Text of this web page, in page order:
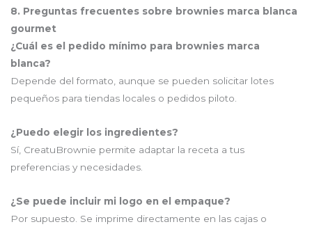
8. Preguntas frecuentes sobre brownies marca blanca
gourmet
¿Cuál es el pedido mínimo para brownies marca
blanca?
Depende del formato, aunque se pueden solicitar lotes
pequeños para tiendas locales o pedidos piloto.
¿Puedo elegir los ingredientes?
Sí, CreatuBrownie permite adaptar la receta a tus
preferencias y necesidades.
¿Se puede incluir mi logo en el empaque?
Por supuesto. Se imprime directamente en las cajas o